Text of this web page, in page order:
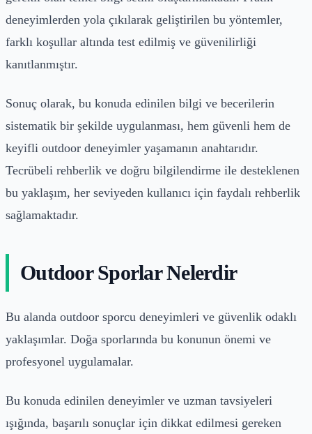
deneyimlerden yola çıkılarak geliştirilen bu yöntemler,
farklı koşullar altında test edilmiş ve güvenilirliği
kanıtlanmıştır.
Sonuç olarak, bu konuda edinilen bilgi ve becerilerin
sistematik bir şekilde uygulanması, hem güvenli hem de
keyifli outdoor deneyimler yaşamanın anahtarıdır.
Tecrübeli rehberlik ve doğru bilgilendirme ile desteklenen
bu yaklaşım, her seviyeden kullanıcı için faydalı rehberlik
sağlamaktadır.
Outdoor Sporlar Nelerdir
Bu alanda outdoor sporcu deneyimleri ve güvenlik odaklı
yaklaşımlar. Doğa sporlarında bu konunun önemi ve
profesyonel uygulamalar.
Bu konuda edinilen deneyimler ve uzman tavsiyeleri
ışığında, başarılı sonuçlar için dikkat edilmesi gereken